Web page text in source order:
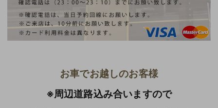
お車でお越しのお客様
※周辺道路込み合いますので